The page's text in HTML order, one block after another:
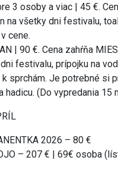
3 osoby a viac | 45 €.
na všetky dni festivalu,
cene.
| 90 €. Cena zahŕňa
festivalu, prípojku na
sprchám. Je potrebné si
hadicu. (Do vypredania 15
2026 – 80 €
– 207 € | 69€ osoba